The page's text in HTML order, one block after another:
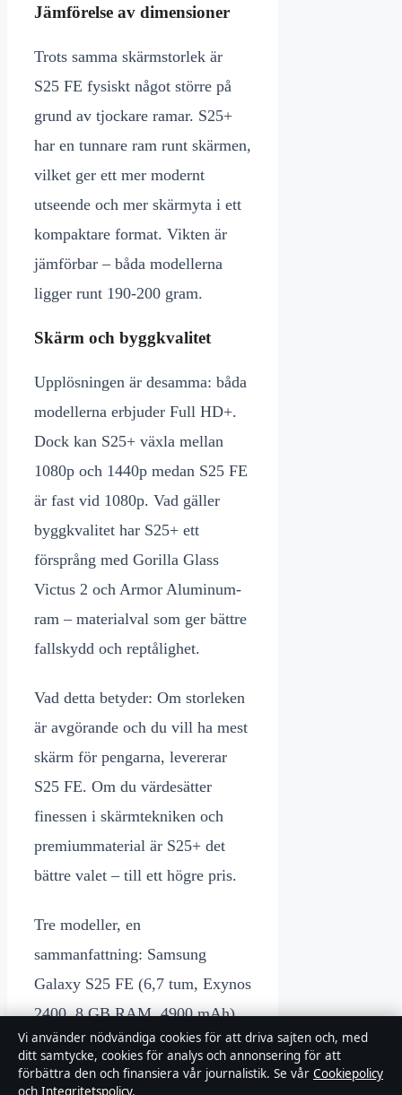
Jämförelse av dimensioner
Trots samma skärmstorlek är
S25 FE fysiskt något större på
grund av tjockare ramar. S25+
har en tunnare ram runt skärmen,
vilket ger ett mer modernt
utseende och mer skärmyta i ett
kompaktare format. Vikten är
jämförbar – båda modellerna
ligger runt 190-200 gram.
Skärm och byggkvalitet
Upplösningen är desamma: båda
modellerna erbjuder Full HD+.
Dock kan S25+ växla mellan
1080p och 1440p medan S25 FE
är fast vid 1080p. Vad gäller
byggkvalitet har S25+ ett
försprång med Gorilla Glass
Victus 2 och Armor Aluminum-
ram – materialval som ger bättre
fallskydd och reptålighet.
Vad detta betyder: Om storleken
är avgörande och du vill ha mest
skärm för pengarna, levererar
S25 FE. Om du värdesätter
finessen i skärmtekniken och
premiummaterial är S25+ det
bättre valet – till ett högre pris.
Tre modeller, en
sammanfattning: Samsung
Galaxy S25 FE (6,7 tum, Exynos
2400, 8 GB RAM, 4900 mAh)
jämförs nedan direkt mot
standard S25 och S25+.
Vi använder nödvändiga cookies för att driva sajten och, med
ditt samtycke, cookies för analys och annonsering för att
förbättra den och finansiera vår journalistik. Se vår Cookiepolicy
och Integritetspolicy.